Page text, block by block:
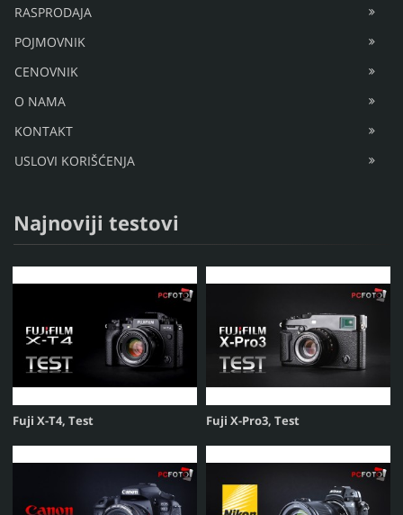
RASPRODAJA
POJMOVNIK
CENOVNIK
O NAMA
KONTAKT
USLOVI KORIŠĆENJA
Najnoviji testovi
Fuji X-T4, Test Fuji X-Pro3, Test